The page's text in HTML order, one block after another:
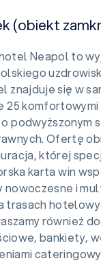
(obiekt
Neapol to
znajduje się w
25
podwyższonym
Ofertę
której
karta win
i
trasach
również do
bankiety,